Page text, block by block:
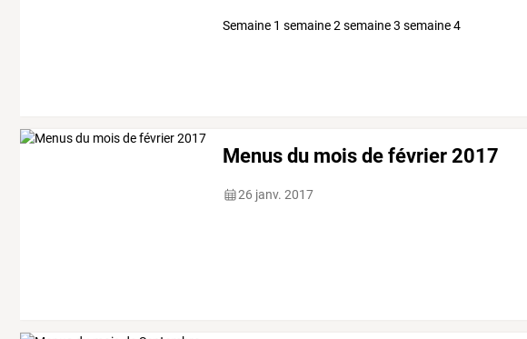
Semaine 1 semaine 2 semaine 3 semaine 4
Menus du mois de février 2017
26 janv. 2017